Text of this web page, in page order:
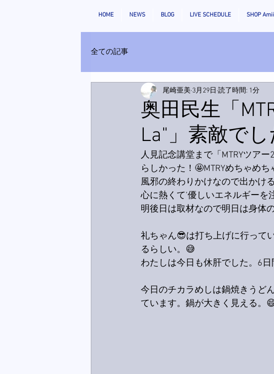
HOME NEWS BLOG LIVE SCHEDULE SHOP Amii
全ての記事
奥田民生「
La"」素敵でし
尾崎亜美 3月29日 読了時間: 1分
人見記念講堂まで「MTRYツア
らしかった！🤩MTRYめちゃめ
風邪の終わりかけなので出かけ
心に熱くて’優しいエネルギー
明後日は取材なので明日は身体
礼ちゃん😎は打ち上げに行って
るらしい。😅
わたしは今日も休肝でした。6
今日のチカラめしは鍋焼きうど
ています。鍋が大きく見える。